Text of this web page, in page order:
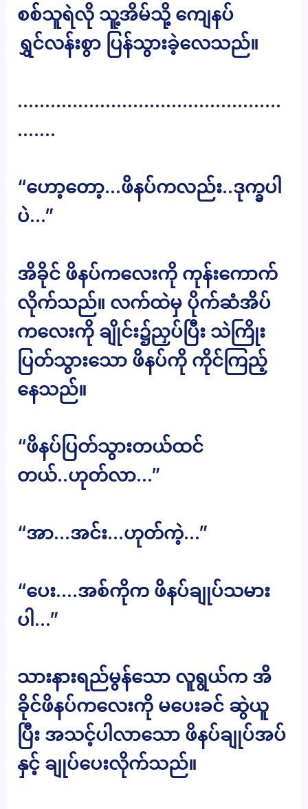
စစ်သူရဲလို သူ့အိမ်သို့ ကျေနပ်
ရွှင်လန်းစွာ ပြန်သွားခဲ့လေသည်။
…………………………………………
…….
“ဟော့တော့…ဖိနပ်ကလည်း..ဒုက္ခပါ
ပဲ…”
အိခိုင် ဖိနပ်ကလေးကို ကုန်းကောက်
လိုက်သည်။ လက်ထဲမှ ပိုက်ဆံအိပ်
ကလေးကို ချိုင်း၌ညှပ်ပြီး သဲကြိုး
ပြတ်သွားသော ဖိနပ်ကို ကိုင်ကြည့်
နေသည်။
“ဖိနပ်ပြတ်သွားတယ်ထင်
တယ်..ဟုတ်လာ…”
“အာ…အင်း…ဟုတ်ကဲ့…”
“ပေး….အစ်ကိုက ဖိနပ်ချုပ်သမား
ပါ…”
သားနားရည်မွန်သော လူရွယ်က အိ
ခိုင်ဖိနပ်ကလေးကို မပေးခင် ဆွဲယူ
ပြီး အသင့်ပါလာသော ဖိနပ်ချုပ်အပ်
နှင့် ချုပ်ပေးလိုက်သည်။